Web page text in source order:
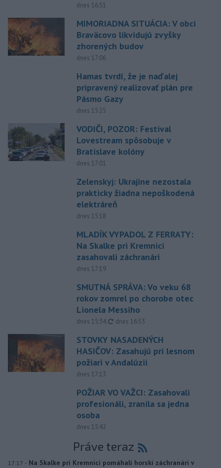
dnes 16:51
MIMORIADNA SITUÁCIA: V obci
Braväcovo likvidujú zvyšky
zhorených budov
dnes 17:06
Hamas tvrdí, že je naďalej
pripravený realizovať plán pre
Pásmo Gazy
dnes 15:25
VODIČI, POZOR: Festival
Lovestream spôsobuje v
Bratislave kolóny
dnes 17:01
Zelenskyj: Ukrajine nezostala
prakticky žiadna nepoškodená
elektráreň
dnes 15:18
MLADÍK VYPADOL Z FERRATY:
Na Skalke pri Kremnici
zasahovali záchranári
dnes 17:19
SMUTNÁ SPRÁVA: Vo veku 68
rokov zomrel po chorobe otec
Lionela Messiho
dnes 15:34, aktualizované
dnes 16:53
STOVKY NASADENÝCH
HASIČOV: Zasahujú pri lesnom
požiari v Andalúzii
dnes 17:13
POŽIAR VO VAŽCI: Zasahovali
profesionáli, zranila sa jedna
osoba
dnes 15:42
Práve teraz
17:17 - Na Skalke pri Kremnici pomáhali horskí záchranári v